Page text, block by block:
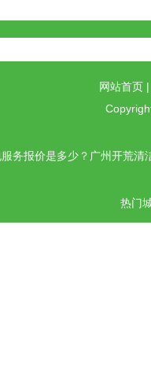
网站首页
务报价是多少？广州开荒
热门